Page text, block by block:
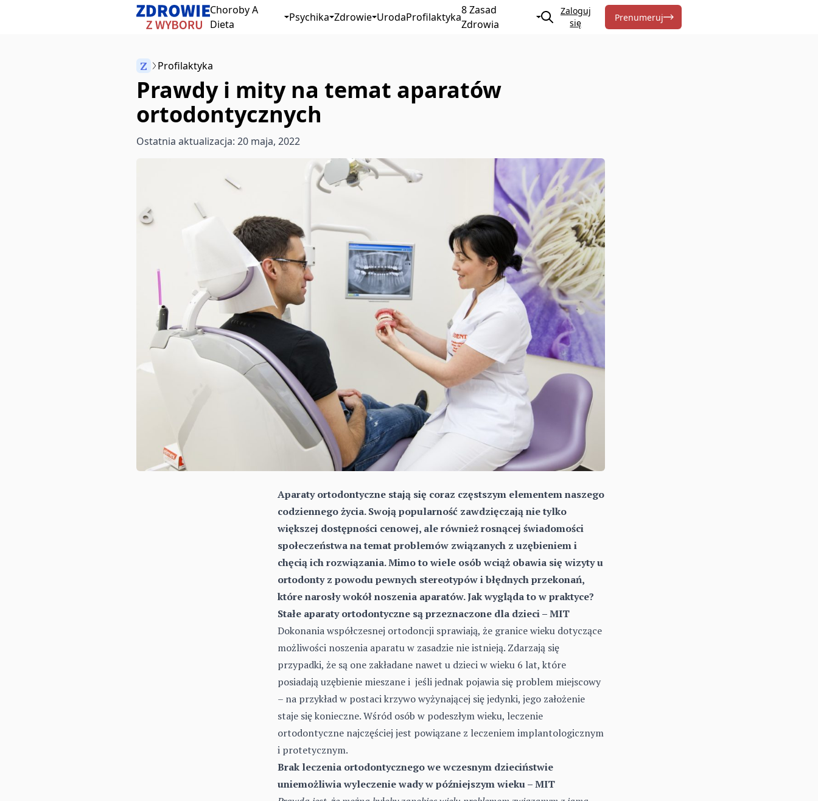
Choroby A
Dieta
Psychika Zdrowie UrodaProfilaktyka
8 Zasad
Zdrowia
Zaloguj
się
Prenumeruj
Anuluj
Z Profilaktyka
Prawdy i mity na temat aparatów
ortodontycznych
Ostatnia aktualizacja: 20 maja, 2022
Aparaty ortodontyczne stają się coraz częstszym elementem naszego
codziennego życia. Swoją popularność zawdzięczają nie tylko
większej dostępności cenowej, ale również rosnącej świadomości
społeczeństwa na temat problemów związanych z uzębieniem i
chęcią ich rozwiązania. Mimo to wiele osób wciąż obawia się wizyty u
ortodonty z powodu pewnych stereotypów i błędnych przekonań,
które narosły wokół noszenia aparatów. Jak wygląda to w praktyce?
Stałe aparaty ortodontyczne są przeznaczone dla dzieci – MIT
Dokonania współczesnej ortodoncji sprawiają, że granice wieku dotyczące
możliwości noszenia aparatu w zasadzie nie istnieją. Zdarzają się
przypadki, że są one zakładane nawet u dzieci w wieku 6 lat, które
posiadają uzębienie mieszane i jeśli jednak pojawia się problem miejscowy
– na przykład w postaci krzywo wyżynającej się jedynki, jego założenie
staje się konieczne. Wśród osób w podeszłym wieku, leczenie
ortodontyczne najczęściej jest powiązane z leczeniem implantologicznym
i protetycznym.
Brak leczenia ortodontycznego we wczesnym dzieciństwie
uniemożliwia wyleczenie wady w późniejszym wieku – MIT